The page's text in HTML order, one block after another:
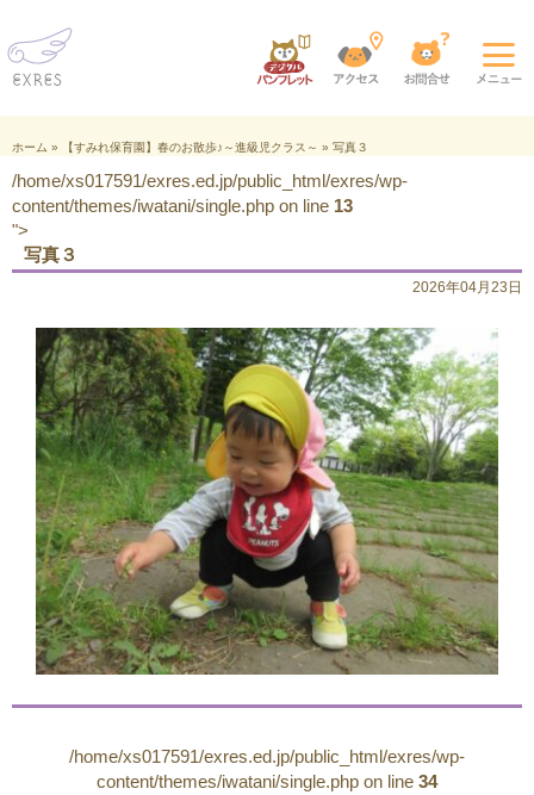
ホーム » 【すみれ保育園】春のお散歩♪～進級児クラス～ » 写真３
/home/xs017591/exres.ed.jp/public_html/exres/wp-
content/themes/iwatani/single.php on line 13
">
写真３
2026年04月23日
/home/xs017591/exres.ed.jp/public_html/exres/wp-
content/themes/iwatani/single.php on line 34